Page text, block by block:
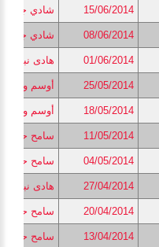
15/06/2014 شادي جاد
08/06/2014 شادي جاد
01/06/2014 هادى نبيل
25/05/2014 أوسم وصفي
18/05/2014 أوسم وصفي
11/05/2014 سامح حنا
04/05/2014 سامح حنا
27/04/2014 هادى نبيل
20/04/2014 سامح حنا
13/04/2014 سامح حنا